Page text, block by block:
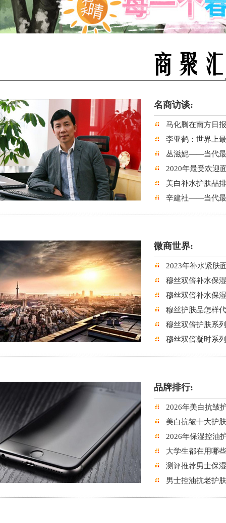
名商访谈:
马化腾在南方日
李亚鹤：世界上
丛滋妮——当代最
2020年最受欢迎
美白补水护肤品
辛建社——当代最
微商世界:
2023年补水紧肤
穆丝双倍补水保
穆丝双倍补水保
穆丝护肤品怎样
穆丝双倍护肤系
穆丝双倍凝时系
品牌排行:
2026年美白抗皱
美白抗皱十大护
2026年保湿控油
大学生都在用哪
测评推荐男士保
男士控油抗老护